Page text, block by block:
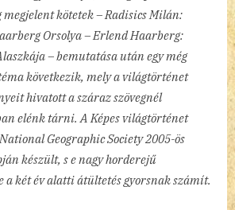
kötetek – Radisics Milán:
Orsolya – Erlend Haarberg:
– bemutatása után egy még
következik, mely a világtörténet
hivatott a száraz szövegnél
elénk tárni. A Képes világtörténet
Geographic Society 2005-ös
készült, s e nagy horderejű
a két év alatti átültetés gyorsnak számít.